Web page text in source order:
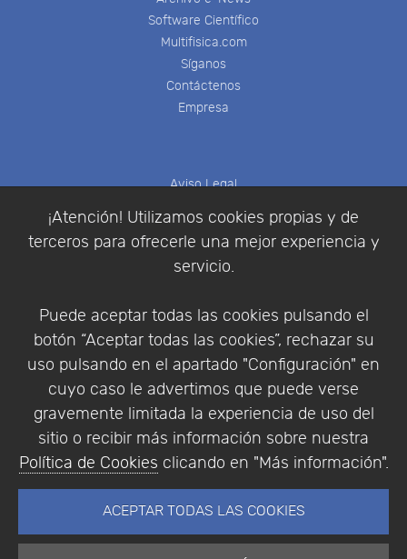
¡Atención! Utilizamos cookies propias y de
terceros para ofrecerle una mejor experiencia y
servicio.
Puede aceptar todas las cookies pulsando el
botón “Aceptar todas las cookies”, rechazar su
uso pulsando en el apartado "Configuración" en
cuyo caso le advertimos que puede verse
gravemente limitada la experiencia de uso del
sitio o recibir más información sobre nuestra
Política de Cookies clicando en "Más información".
ACEPTAR TODAS LAS COOKIES
Software Científico
Multifisica.com
Síganos
Contáctenos
Empresa
Aviso Legal
Política de Privacidad
Condiciones de compra
Identificarse
Empresa|Aviso Legal| Política de Privacidad |
Política de Cookies
© Copyright 1994 - 2026. Addlink Software
Científico, S.L.
Portugal.